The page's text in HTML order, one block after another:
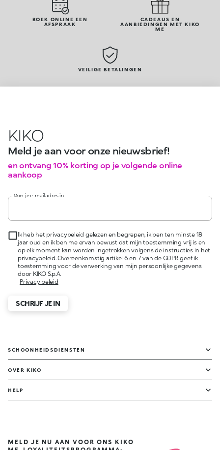
BOEK ONLINE EEN
AFSPRAAK
CADEAUS EN
AANBIEDINGEN MET KIKO
ME
VEILIGE BETALINGEN
KIKO
Meld je aan voor onze nieuwsbrief!
en ontvang 10% korting op je volgende online
aankoop
Voer je e-mailadres in
Ik heb het privacybeleid gelezen en begrepen, ik ben ten minste 18
jaar oud en ik ben me ervan bewust dat mijn toestemming vrij is en
op elk moment kan worden ingetrokken volgens de instructies in het
privacybeleid. Overeenkomstig artikel 6 en 7 van de GDPR geef ik
toestemming voor de verwerking van mijn persoonlijke gegevens
door KIKO S.p.A.
Privacy beleid
SCHRIJF JE IN
SCHOONHEIDSDIENSTEN
OVER KIKO
HELP
MELD JE NU AAN VOOR ONS KIKO